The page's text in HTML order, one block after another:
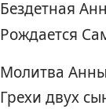
Бездетная
Рождается
Молитва Анны
Грехи двух